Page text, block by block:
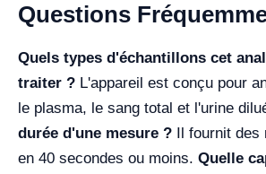
Questions
Quels types d'échantillons cet
traiter ? L'appareil est conçu pour
le plasma, le sang total et l'urine
durée d'une mesure ? Il fournit des
en 40 secondes ou moins. Quelle